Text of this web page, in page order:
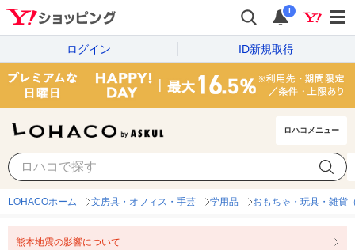
i
ログイン ID新規取得
ロハコメニュー
LOHACOホーム 文房具・オフィス・手芸 学用品 おもちゃ・玩具・雑貨
熊本地震の影響について